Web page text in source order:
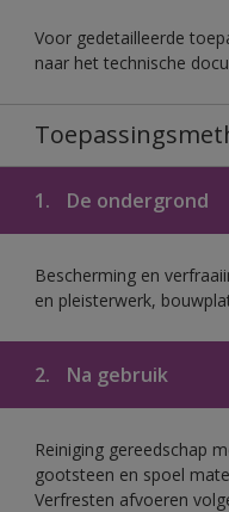
Voor gedetailleerde
naar het technische
1. De ondergrond
Bescherming en
en pleisterwerk,
2. Na gebruik
Reiniging gereedschap
gootsteen en spoel
Verfresten afvoeren